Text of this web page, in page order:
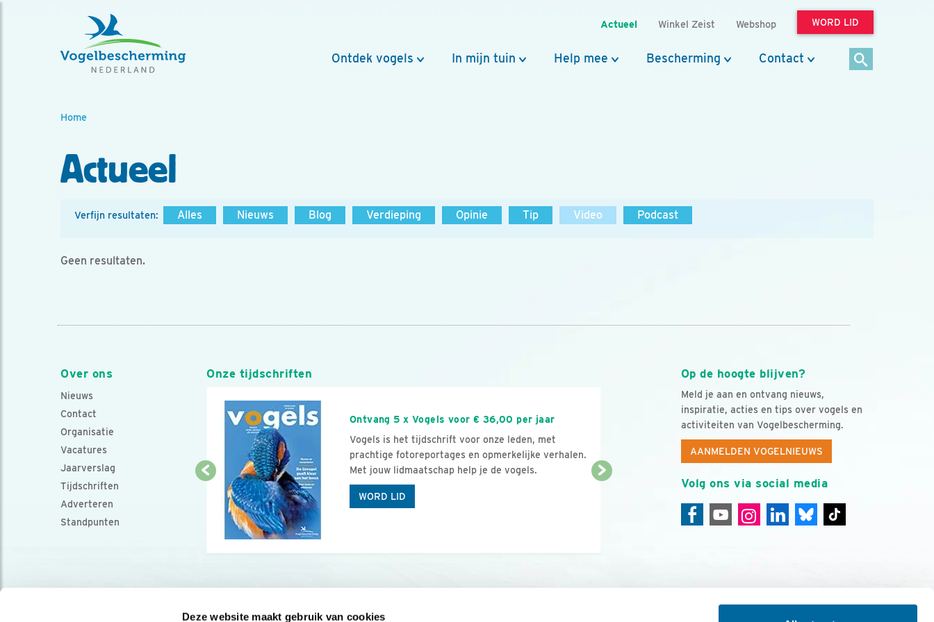
Deze website maakt gebruik van cookies
Actueel Winkel Zeist Webshop WORD LID
Ontdek vogels In mijn tuin Help mee Bescherming Contact
Home
Actueel
Verfijn resultaten: Alles Nieuws Blog Verdieping Opinie Tip Video Podcast
Geen resultaten.
Over ons
Nieuws
Contact
Organisatie
Vacatures
Jaarverslag
Tijdschriften
Adverteren
Standpunten
Op de hoogte blijven?
Meld je aan en ontvang nieuws,
inspiratie, acties en tips over vogels en
activiteiten van Vogelbescherming.
AANMELDEN VOGELNIEUWS
Volg ons via social media
Onze tijdschriften
Ontvang 5 x Vogels voor € 36,00 per jaar
Vogels is het tijdschrift voor onze leden, met
prachtige fotoreportages en opmerkelijke verhalen.
Met jouw lidmaatschap help je de vogels.
WORD LID